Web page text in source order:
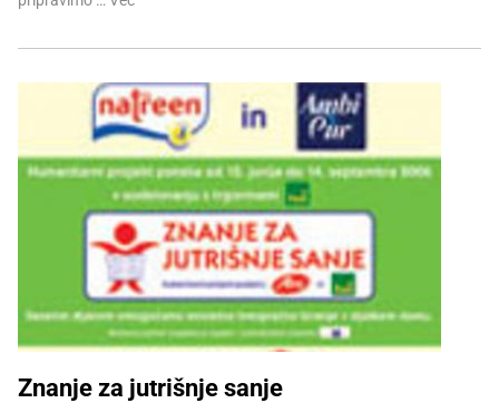
Znanje za jutrišnje sanje